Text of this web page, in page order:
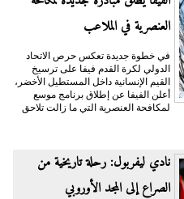
العنصرية في الملاعب
في خطوة جديدة تعكس حرص الاتحاد
الدولي لكرة القدم فيفا على ترسيخ
القيم الإنسانية داخل المستطيل الأخضر،
أعلن الفيفا عن إطلاق برنامج موسع
لمكافحة العنصرية التي ما زالت تلاحق
نادي ليفربول: رحلة تاريخية من
الصراع إلى المجد الأوروبي